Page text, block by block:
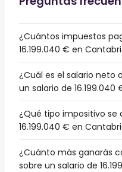
¿Cuántos impuestos
16.199.040 € en
¿Cuál es el salario neto
un salario de
¿Qué tipo impositivo se
16.199.040 € en
¿Cuánto más ganarás
sobre un salario de